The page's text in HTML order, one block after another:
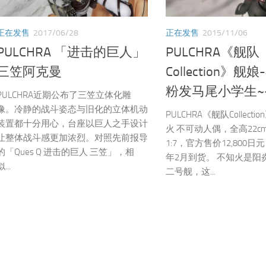
在发售 2017/06/28
「进击的巨人」
笠阿克曼
近期公布了三笠立体化雕
。冷静的战斗姿态与旧化的立体机动
置都十分用心，台座以巨人之手设计
整体战斗感更加浓烈。对照先前报导
「Ques Q 进击的巨人 三笠」，相
...
正在发售 2015/11/06
PULCHRA《舰队
Collection》舰娘
粉发马尾小学生
PULCHRA《舰队
火 不可动人偶，全高
1:7，官方售价12,800日
年2月到货。 不知火是阳
二号舰，这...